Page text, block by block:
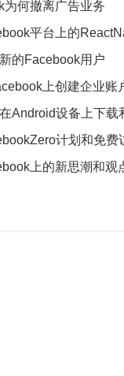
为何撤离广告业务
平台上的
的Facebook用户
上创建企业账
Android设备上下载
序
计划和免费
上的新思潮和观